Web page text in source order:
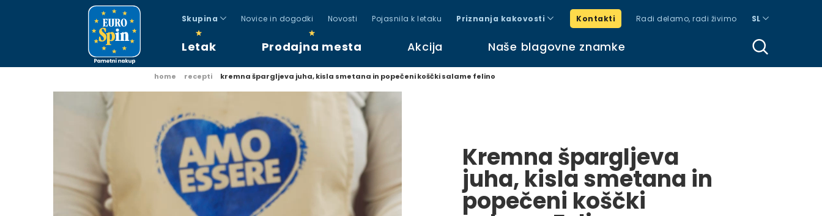
Skupina Novice in dogodki Novosti Pojasnila k letaku Priznanja kakovosti Kontakti Radi delamo, radi živimo SL
Letak Prodajna mesta Akcija Naše blagovne znamke
home recepti kremna špargljeva juha, kisla smetana in popečeni koščki salame felino
Kremna špargljeva
juha, kisla smetana in
popečeni koščki